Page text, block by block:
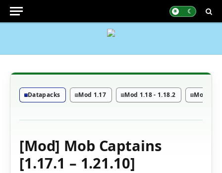
Datapacks Mod 1.17 Mod 1.18 - 1.18.2 Mod
[Mod] Mob Captains
[1.17.1 – 1.21.10]